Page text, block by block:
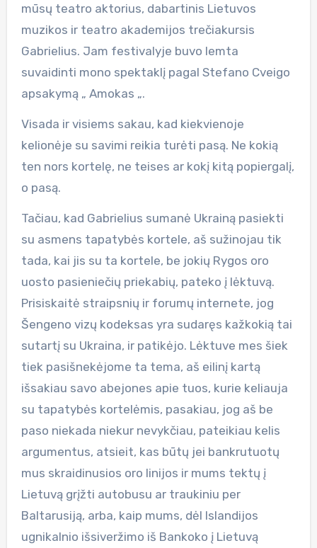
mūsų teatro aktorius, dabartinis Lietuvos
muzikos ir teatro akademijos trečiakursis
Gabrielius. Jam festivalyje buvo lemta
suvaidinti mono spektaklį pagal Stefano Cveigo
apsakymą „ Amokas „.
Visada ir visiems sakau, kad kiekvienoje
kelionėje su savimi reikia turėti pasą. Ne kokią
ten nors kortelę, ne teises ar kokį kitą popiergalį,
o pasą.
Tačiau, kad Gabrielius sumanė Ukrainą pasiekti
su asmens tapatybės kortele, aš sužinojau tik
tada, kai jis su ta kortele, be jokių Rygos oro
uosto pasieniečių priekabių, pateko į lėktuvą.
Prisiskaitė straipsnių ir forumų internete, jog
Šengeno vizų kodeksas yra sudaręs kažkokią tai
sutartį su Ukraina, ir patikėjo. Lėktuve mes šiek
tiek pasišnekėjome ta tema, aš eilinį kartą
išsakiau savo abejones apie tuos, kurie keliauja
su tapatybės kortelėmis, pasakiau, jog aš be
paso niekada niekur nevykčiau, pateikiau kelis
argumentus, atsieit, kas būtų jei bankrutuotų
mus skraidinusios oro linijos ir mums tektų į
Lietuvą grįžti autobusu ar traukiniu per
Baltarusiją, arba, kaip mums, dėl Islandijos
ugnikalnio išsiveržimo iš Bankoko į Lietuvą